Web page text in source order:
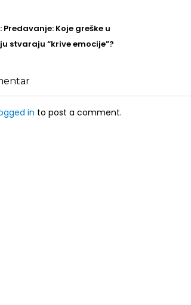
Prethodni
post
Predavanje: Koje greške u
stvaraju “krive emocije”?
in to post a comment.